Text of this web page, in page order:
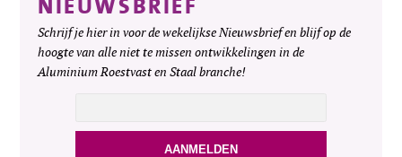
Schrijf je hier in voor de wekelijkse Nieuwsbrief en blijf op de
hoogte van alle niet te missen ontwikkelingen in de
Aluminium Roestvast en Staal branche!